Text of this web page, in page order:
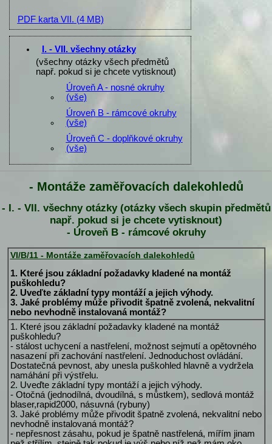
PDF karta VII. (4 MB)
I. - VII. všechny otázky
(všechny otázky všech předmětů
např. pokud si je chcete vytisknout)
Úroveň A - nosné okruhy
(vše)
Úroveň B - rámcové okruhy
(vše)
Úroveň C - doplňkové okruhy
(vše)
- Montáže zaměřovacích dalekohledů
- I. - VII. všechny otázky (otázky všech skupin předmětů
např. pokud si je chcete vytisknout)
- Úroveň B - rámcové okruhy
VI/B/11 - Montáže zaměřovacích dalekohledů
1. Které jsou základní požadavky kladené na montáž
puškohledu?
2. Uveďte základní typy montáží a jejich výhody.
3. Jaké problémy může přivodit špatně zvolená, nekvalitní
nebo nevhodně instalovaná montáž?
1. Které jsou základní požadavky kladené na montáž
puškohledu?
- stálost uchycení a nastřelení, možnost sejmutí a opětovného
nasazení při zachování nastřelení. Jednoduchost ovládání.
Dostatečná pevnost, aby unesla puškohled hlavně a vydržela
namáhání při výstřelu.
2. Uveďte základní typy montáží a jejich výhody.
- Otočná (jednodílná, dvoudílná, s můstkem), sedlová montáž
blaser,rapid2000, násuvná (rybuny)
3. Jaké problémy může přivodit špatně zvolená, nekvalitní nebo
nevhodně instalovaná montáž?
- nepřesnost zásahu, pokud je špatně nastřelená, mířím jinam